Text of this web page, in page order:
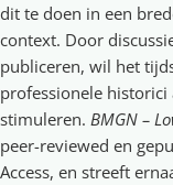
dit te doen in een
context. Door
publiceren, wil het
professionele historici
stimuleren. BMGN –
peer-reviewed en
Access, en streeft